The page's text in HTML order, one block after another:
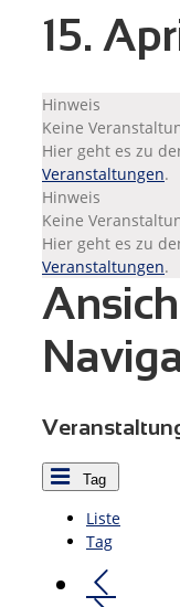
15.
Hinweis
Keine
Hier geht es zu
Veranstaltungen.
Hinweis
Keine
Hier geht es zu
Veranstaltungen.
Tag
Liste
Tag